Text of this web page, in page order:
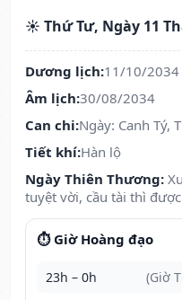
☀️ Thứ Tư, Ngày 11
Dương lịch:11/10/2034
Âm lịch:30/08/2034
Can chi:Ngày: Canh Tý,
Tiết khí:Hàn lộ
Ngày Thiên Thương:
tuyệt vời, cầu tài thì
⏱️ Giờ Hoàng đạo
23h – 0h (Giờ